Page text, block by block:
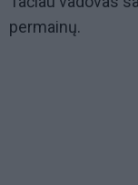
permainų.